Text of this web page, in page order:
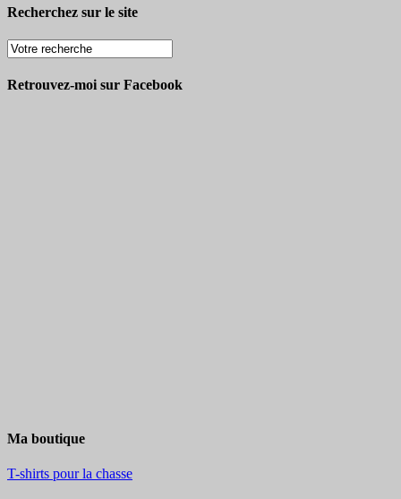
Recherchez sur le site
Retrouvez-moi sur Facebook
Ma boutique
T-shirts pour la chasse